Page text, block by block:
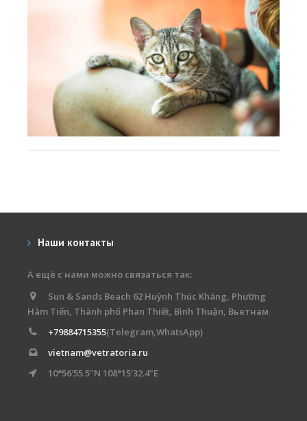
Наши контакты
А ещё с нами можно связаться так:
Sun & Sands Beach 62 Huỳnh Thúc Kháng, Phường
Hàm Tiến, Thành phố Phan Thiết, Bình Thuận, Вьетнам
+79884715355(Telegram,WhatsApp)
vietnam@vetratoria.ru
10°56'55.5"N 108°15'32.4"E